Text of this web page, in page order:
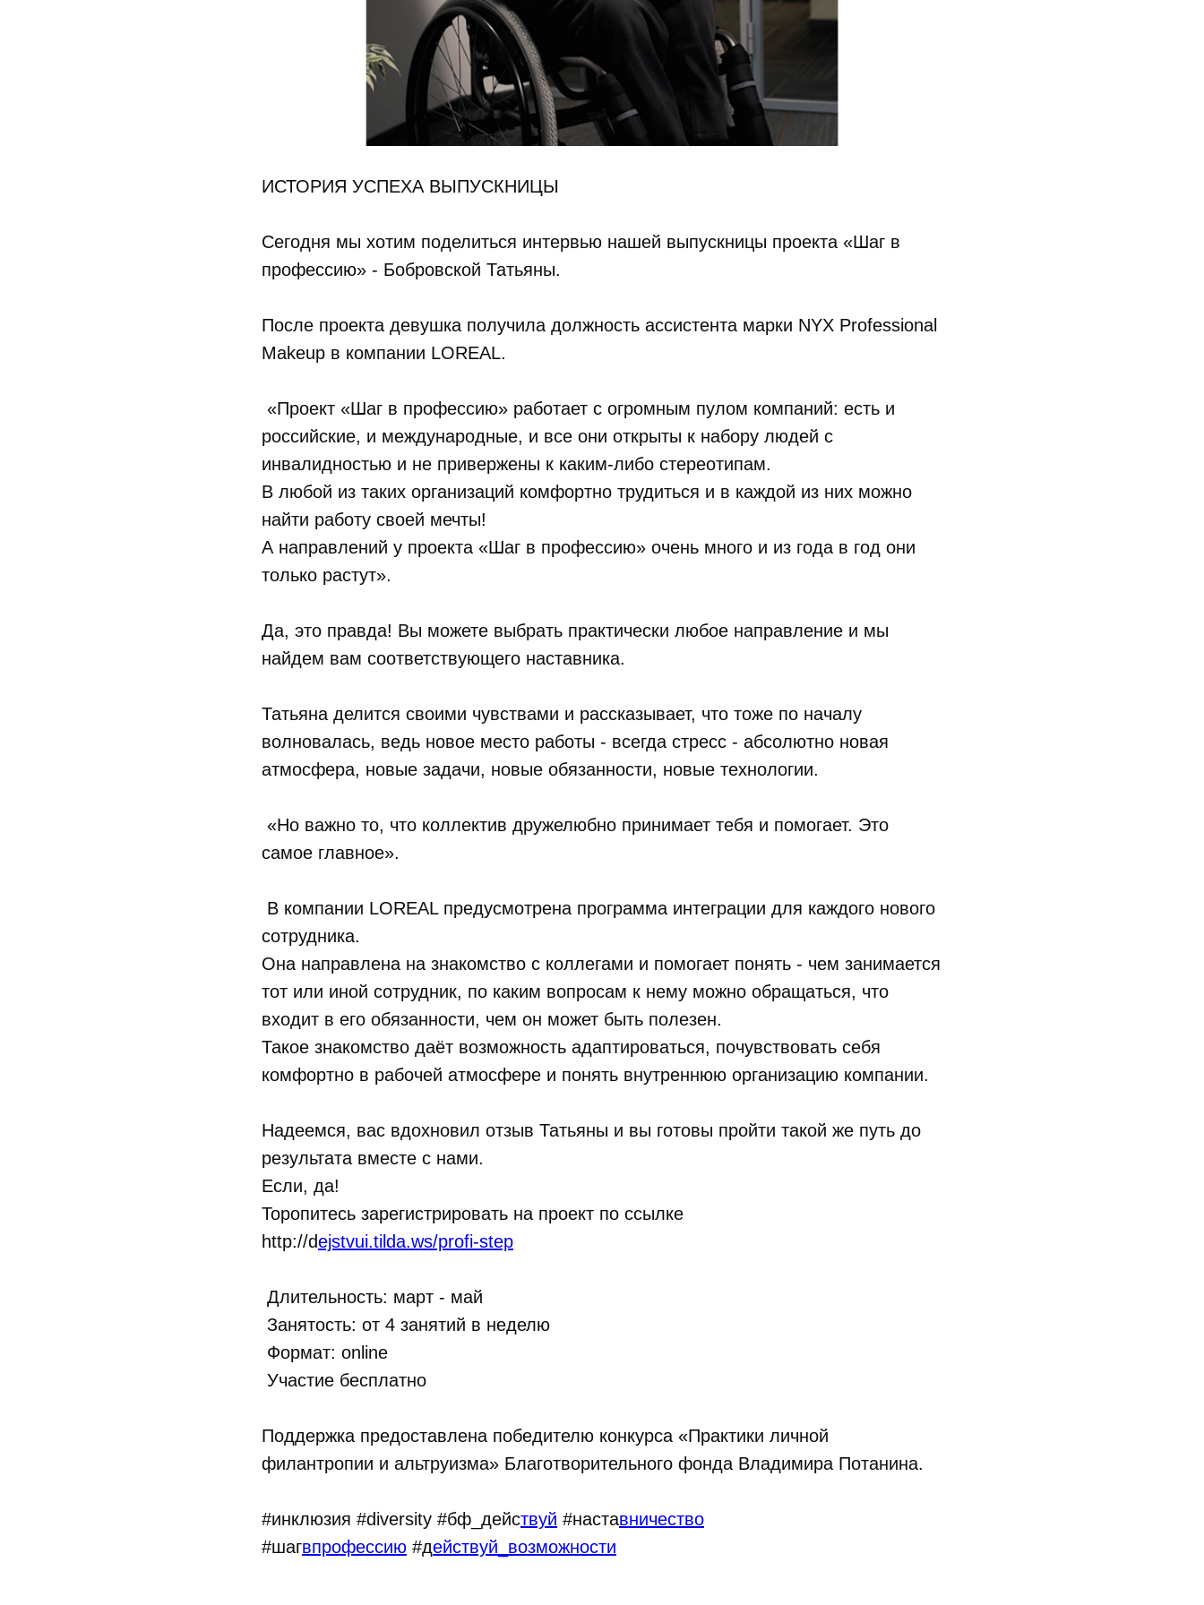
ИСТОРИЯ УСПЕХА ВЫПУСКНИЦЫ
Сегодня мы хотим поделиться интервью нашей выпускницы проекта «Шаг в
профессию» - Бобровской Татьяны.
После проекта девушка получила должность ассистента марки NYX Professional
Makeup в компании LOREAL.
«Проект «Шаг в профессию» работает с огромным пулом компаний: есть и
российские, и международные, и все они открыты к набору людей с
инвалидностью и не привержены к каким-либо стереотипам.
В любой из таких организаций комфортно трудиться и в каждой из них можно
найти работу своей мечты!
А направлений у проекта «Шаг в профессию» очень много и из года в год они
только растут».
Да, это правда! Вы можете выбрать практически любое направление и мы
найдем вам соответствующего наставника.
Татьяна делится своими чувствами и рассказывает, что тоже по началу
волновалась, ведь новое место работы - всегда стресс - абсолютно новая
атмосфера, новые задачи, новые обязанности, новые технологии.
«Но важно то, что коллектив дружелюбно принимает тебя и помогает. Это
самое главное».
В компании LOREAL предусмотрена программа интеграции для каждого нового
сотрудника.
Она направлена на знакомство с коллегами и помогает понять - чем занимается
тот или иной сотрудник, по каким вопросам к нему можно обращаться, что
входит в его обязанности, чем он может быть полезен.
Такое знакомство даёт возможность адаптироваться, почувствовать себя
комфортно в рабочей атмосфере и понять внутреннюю организацию компании.
Надеемся, вас вдохновил отзыв Татьяны и вы готовы пройти такой же путь до
результата вместе с нами.
Если, да!
Торопитесь зарегистрировать на проект по ссылке
http://dejstvui.tilda.ws/profi-step
Длительность: март - май
Занятость: от 4 занятий в неделю
Формат: online
Участие бесплатно
Поддержка предоставлена победителю конкурса «Практики личной
филантропии и альтруизма» Благотворительного фонда Владимира Потанина.
#инклюзия #diversity #бф_действуй #наставничество
#шагвпрофессию #действуй_возможности